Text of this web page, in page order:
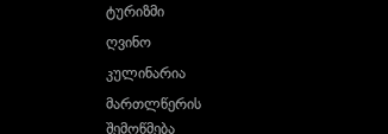
ტურიზმი
ღვინო
კულინარია
მართლწერის
შემოწმება